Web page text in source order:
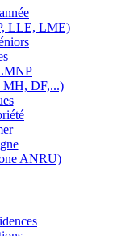
LLE, LME)
MH, DF,...)
ANRU)